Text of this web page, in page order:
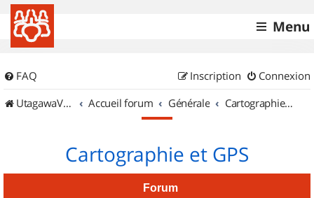
Menu
FAQ Connexion
Inscription
UtagawaVTT (Randos VTT et VTTAE avec traces GPS)
Accueil forum Générale Cartographie et GPS
Cartographie et GPS
Forum